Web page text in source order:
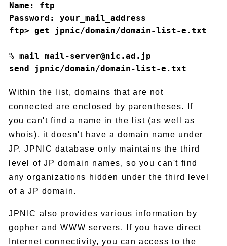
Name: ftp
Password: your_mail_address
ftp> get jpnic/domain/domain-list-e.txt
% mail mail-server@nic.ad.jp
send jpnic/domain/domain-list-e.txt
Within the list, domains that are not
connected are enclosed by parentheses. If
you can't find a name in the list (as well as
whois), it doesn't have a domain name under
JP. JPNIC database only maintains the third
level of JP domain names, so you can't find
any organizations hidden under the third level
of a JP domain.
JPNIC also provides various information by
gopher and WWW servers. If you have direct
Internet connectivity, you can access to the